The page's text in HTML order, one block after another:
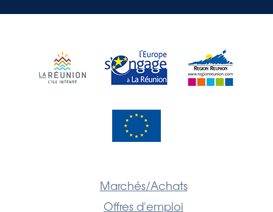
Marchés/Achats
Offres d'emploi